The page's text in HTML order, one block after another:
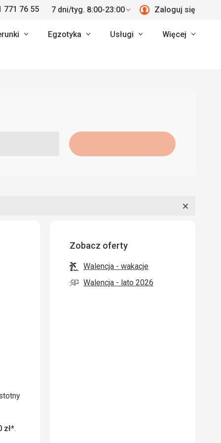
771 76 55 7 dni/tyg. 8:00-23:00 Zaloguj się
Egzotyka Usługi Więcej
zł*.
Zobacz oferty
Walencja - wakacje
Walencja - lato 2026